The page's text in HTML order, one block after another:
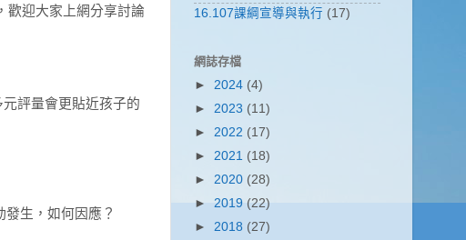
歡迎大家上網分享討論
元評量會更貼近孩子的
生，如何因應？
16.107課綱宣導與執行 (17)
網誌存檔
► 2024 (4)
► 2023 (11)
► 2022 (17)
► 2021 (18)
► 2020 (28)
► 2019 (22)
► 2018 (27)